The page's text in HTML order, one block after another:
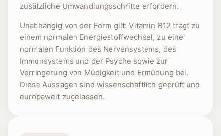
zusätzliche Umwandlungsschritte erfordern.
Unabhängig von der Form gilt: Vitamin B12 trägt zu
einem normalen Energiestoffwechsel, zu einer
normalen Funktion des Nervensystems, des
Immunsystems und der Psyche sowie zur
Verringerung von Müdigkeit und Ermüdung bei.
Diese Aussagen sind wissenschaftlich geprüft und
europaweit zugelassen.